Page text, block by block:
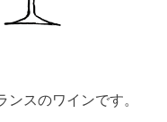
スのワインです。